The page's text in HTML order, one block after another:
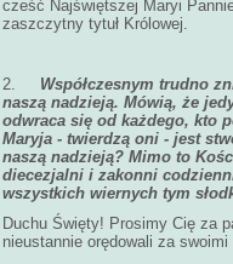
cześć Najświętszej Maryi
zaszczytny tytuł Królowej.
2. Współczesnym trudno
naszą nadzieją. Mówią, że
odwraca się od każdego, kto
Maryja - twierdzą oni - jest
naszą nadzieją? Mimo to
diecezjalni i zakonni
wszystkich wiernych tym
Duchu Święty! Prosimy Cię za
nieustannie orędowali za